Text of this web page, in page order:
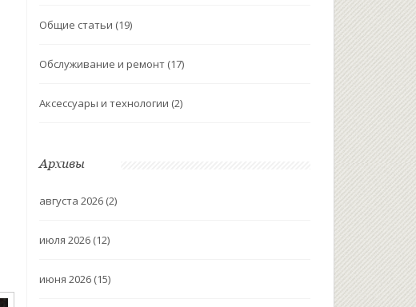
Общие статьи (19)
Обслуживание и ремонт (17)
Аксессуары и технологии (2)
Архивы
августа 2026 (2)
июля 2026 (12)
июня 2026 (15)